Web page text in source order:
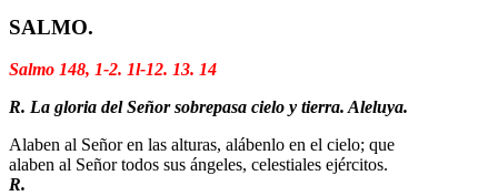
SALMO.
Salmo 148, 1-2. 1l-12. 13. 14
R. La gloria del Señor sobrepasa cielo y tierra. Aleluya.
Alaben al Señor en las alturas, alábenlo en el cielo; que
alaben al Señor todos sus ángeles, celestiales ejércitos.
R.